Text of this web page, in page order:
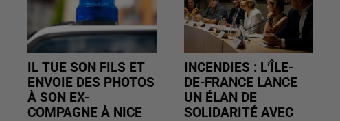
IL TUE SON FILS ET
ENVOIE DES PHOTOS
À SON EX-
COMPAGNE À NICE
INCENDIES : L’ÎLE-
DE-FRANCE LANCE
UN ÉLAN DE
SOLIDARITÉ AVEC